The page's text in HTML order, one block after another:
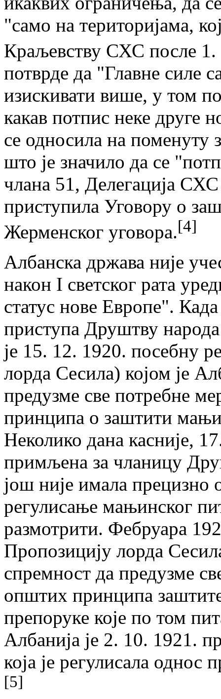
"само на територијама,
Краљевству СХС после 1.
потврде да "Главне силе
изискивати више, у том
какав потпис неке друге
се односила на
што је значило да се
члана 51, Делегација
приступила Уговору о
Жерменског уговора.[4]
Албанска држава није
након I светског рата
статус нове Европе".
приступа Друштву
je 15. 12. 1920. посебну
лорда Сесила) којом je
предузме све потребне
принципа о заштити
Неколико дана касније,
примљена за чланицу
још није имала прецизно
регулисање мањинског
размотрити. Фебруара
Пропозицију лорда
спремност да предузме
општих принципа
препоруке које по том
Албанија je 2. 10. 1921.
која je регулисала
[5]